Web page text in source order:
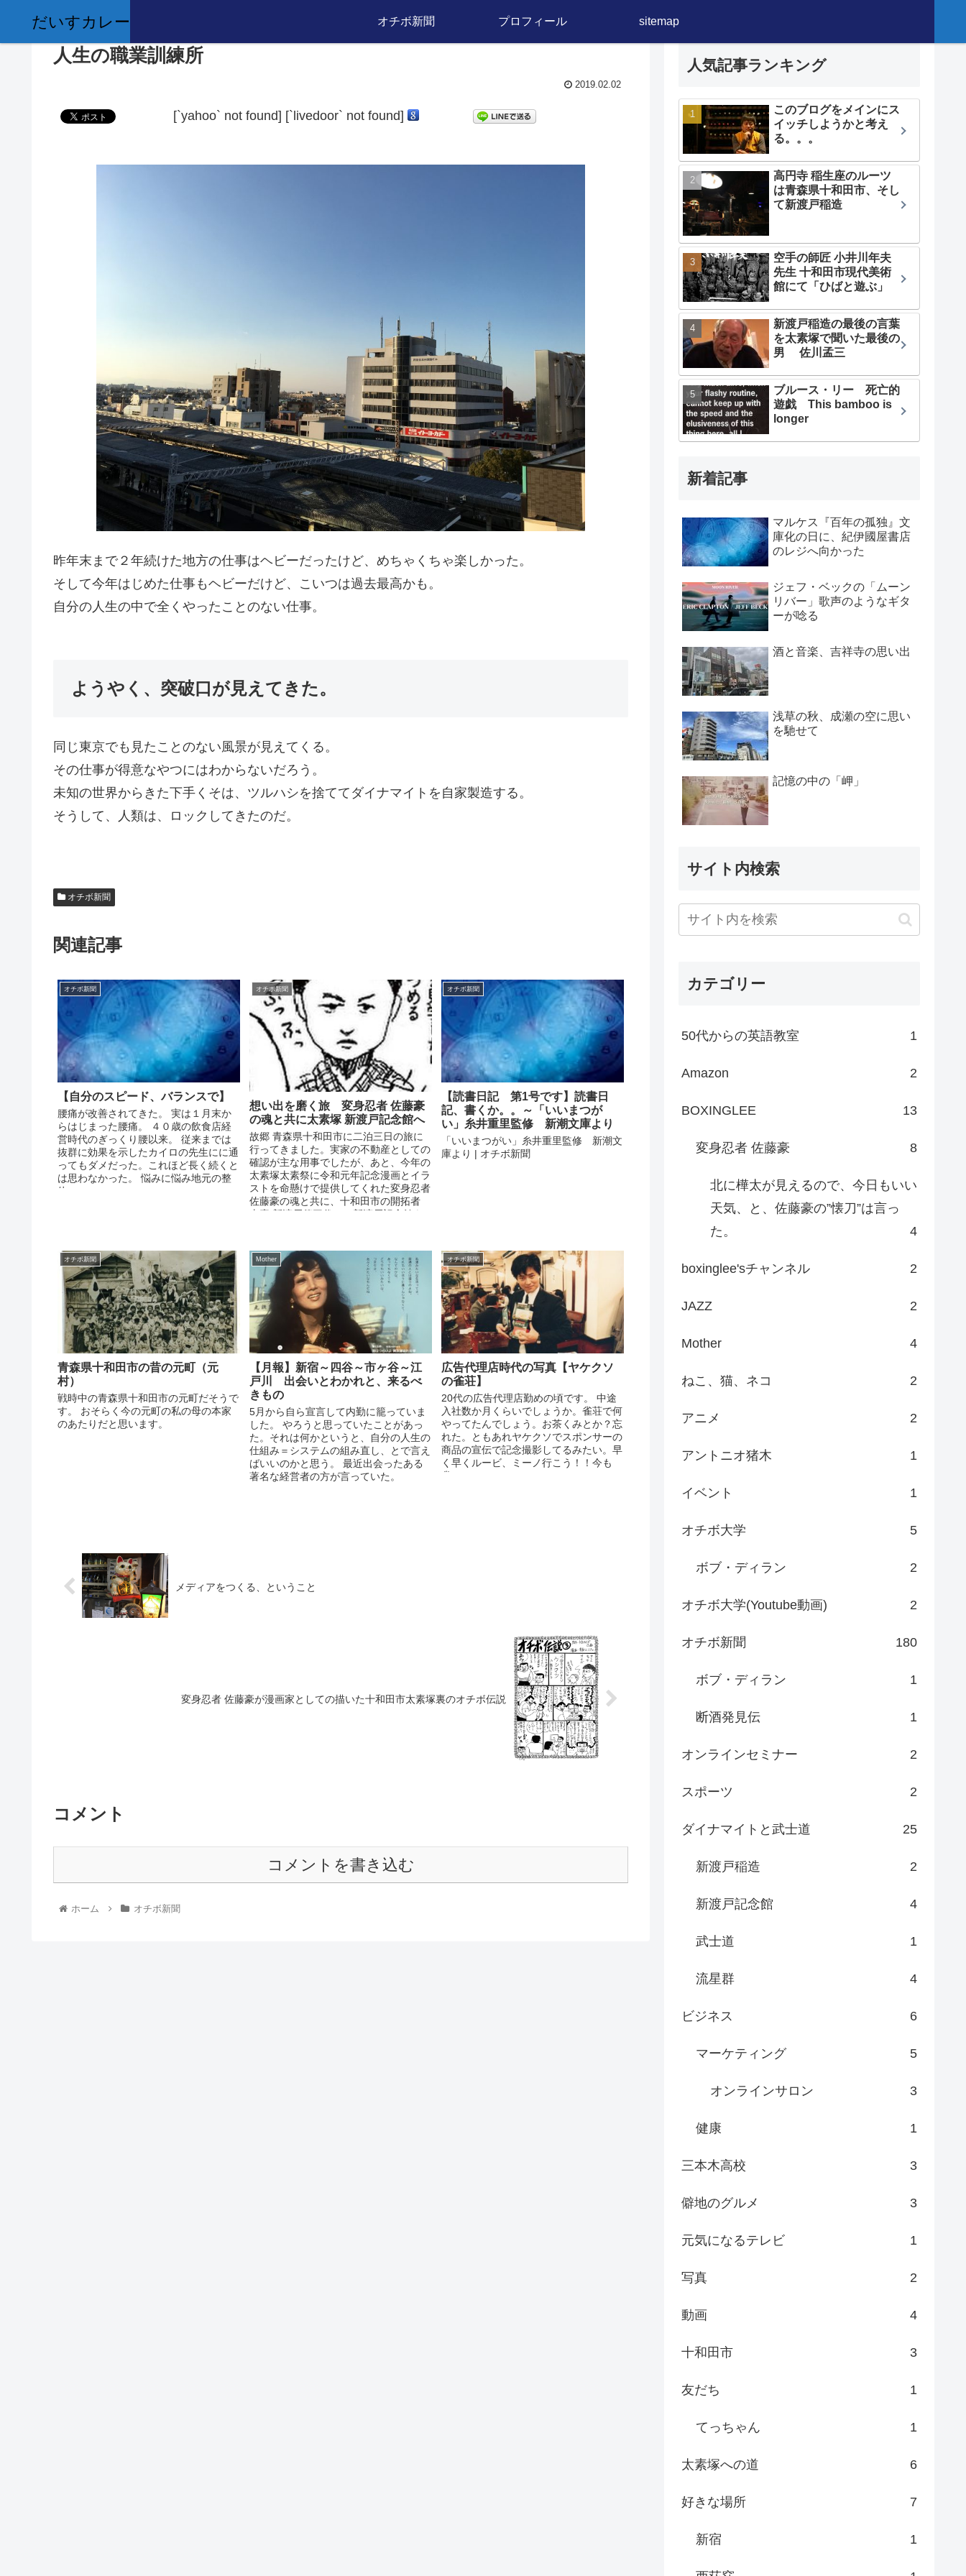
だいすカレー オチボ新聞 プロフィール sitemap
人生の職業訓練所
2019.02.02
[`yahoo` not found] [`livedoor` not found]
昨年末まで２年続けた地方の仕事はヘビーだったけど、めちゃくちゃ楽しかった。
そして今年はじめた仕事もヘビーだけど、こいつは過去最高かも。
自分の人生の中で全くやったことのない仕事。
ようやく、突破口が見えてきた。
同じ東京でも見たことのない風景が見えてくる。
その仕事が得意なやつにはわからないだろう。
未知の世界からきた下手くそは、ツルハシを捨ててダイナマイトを自家製造する。
そうして、人類は、ロックしてきたのだ。
オチボ新聞
関連記事
オチボ新聞
【自分のスピード、バランスで】
腰痛が改善されてきた。 実は１月末か
らはじまった腰痛。 ４０歳の飲食店経
営時代のぎっくり腰以来。 従来までは
抜群に効果を示したカイロの先生にに通
ってもダメだった。これほど長く続くと
は思わなかった。 悩みに悩み地元の整
体へ...
オチボ新聞
想い出を磨く旅 変身忍者 佐藤豪
の魂と共に太素塚 新渡戸記念館へ
故郷 青森県十和田市に二泊三日の旅に
行ってきました。実家の不動産としての
確認が主な用事でしたが、あと、今年の
太素塚太素祭に令和元年記念漫画とイラ
ストを命懸けで提供してくれた変身忍者
佐藤豪の魂と共に、十和田市の開拓者
太素 新渡戸傳三代と、新渡戸記念館を
オチボ新聞
【読書日記 第1号です】読書日
記、書くか。。～「いいまつが
い」糸井重里監修 新潮文庫より
「いいまつがい」糸井重里監修 新潮文
庫より | オチボ新聞
オチボ新聞
青森県十和田市の昔の元町（元
村）
戦時中の青森県十和田市の元町だそうで
す。 おそらく今の元町の私の母の本家
のあたりだと思います。
Mother
【月報】新宿～四谷～市ヶ谷～江
戸川 出会いとわかれと、来るべ
きもの
5月から自ら宣言して内勤に籠っていま
した。 やろうと思っていたことがあっ
た。それは何かというと、自分の人生の
仕組み＝システムの組み直し、とで言え
ばいいのかと思う。 最近出会ったある
著名な経営者の方が言っていた。
オチボ新聞
広告代理店時代の写真【ヤケクソ
の雀荘】
20代の広告代理店勤めの頃です。 中途
入社数か月くらいでしょうか。雀荘で何
やってたんでしょう。お茶くみとか？忘
れた。ともあれヤケクソでスポンサーの
商品の宣伝で記念撮影してるみたい。早
く早くルービ、ミーノ行こう！！今も
雀...
メディアをつくる、ということ
変身忍者 佐藤豪が漫画家としての描いた十和田市太素塚裏のオチボ伝説
コメント
コメントを書き込む
ホーム オチボ新聞
人気記事ランキング
このブログをメインにス
イッチしようかと考え
る。。。
高円寺 稲生座のルーツ
は青森県十和田市、そし
て新渡戸稲造
空手の師匠 小井川年夫
先生 十和田市現代美術
館にて「ひばと遊ぶ」
新渡戸稲造の最後の言葉
を太素塚で聞いた最後の
男 佐川孟三
ブルース・リー 死亡的
遊戯 This bamboo is
longer
新着記事
マルケス『百年の孤独』文
庫化の日に、紀伊國屋書店
のレジへ向かった
ジェフ・ベックの「ムーン
リバー」歌声のようなギタ
ーが唸る
酒と音楽、吉祥寺の思い出
浅草の秋、成瀬の空に思い
を馳せて
記憶の中の「岬」
サイト内検索
カテゴリー
50代からの英語教室 1
Amazon 2
BOXINGLEE 13
変身忍者 佐藤豪 8
北に樺太が見えるので、今日もいい
天気、と、佐藤豪の”懐刀”は言っ
た。
4
boxinglee'sチャンネル 2
JAZZ 2
Mother 4
ねこ、猫、ネコ 2
アニメ 2
アントニオ猪木 1
イベント 1
オチボ大学 5
ボブ・ディラン 2
オチボ大学(Youtube動画) 2
オチボ新聞 180
ボブ・ディラン 1
断酒発見伝 1
オンラインセミナー 2
スポーツ 2
ダイナマイトと武士道 25
新渡戸稲造 2
新渡戸記念館 4
武士道 1
流星群 4
ビジネス 6
マーケティング 5
オンラインサロン 3
健康 1
三本木高校 3
僻地のグルメ 3
元気になるテレビ 1
写真 2
動画 4
十和田市 3
友だち 1
てっちゃん 1
太素塚への道 6
好きな場所 7
新宿 1